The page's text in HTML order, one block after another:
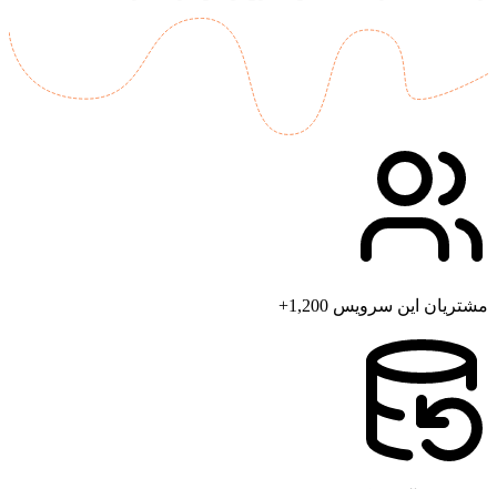
مشتریان این سرویس 1,200+